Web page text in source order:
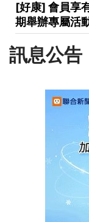
[好康] 會員享
期舉辦專屬活
訊息公告